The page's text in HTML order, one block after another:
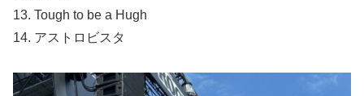
13. Tough to be a Hugh
14. アストロビスタ